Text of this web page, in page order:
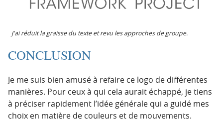
J'ai réduit la graisse du texte et revu les approches de groupe.
CONCLUSION
Je me suis bien amusé à refaire ce logo de différentes
manières. Pour ceux à qui cela aurait échappé, je tiens
à préciser rapidement l’idée générale qui a guidé mes
choix en matière de couleurs et de mouvements.